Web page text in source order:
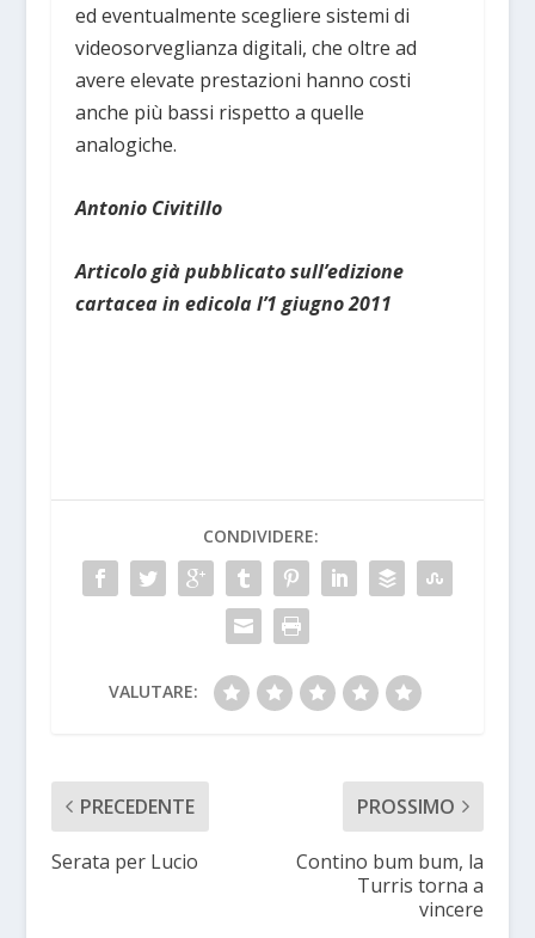
ed eventualmente scegliere sistemi di
videosorveglianza digitali, che oltre ad
avere elevate prestazioni hanno costi
anche più bassi rispetto a quelle
analogiche.
Antonio Civitillo
Articolo già pubblicato sull’edizione
cartacea in edicola l’1 giugno 2011
CONDIVIDERE:
VALUTARE:
PRECEDENTE
Serata per Lucio
PROSSIMO
Contino bum bum, la
Turris torna a
vincere